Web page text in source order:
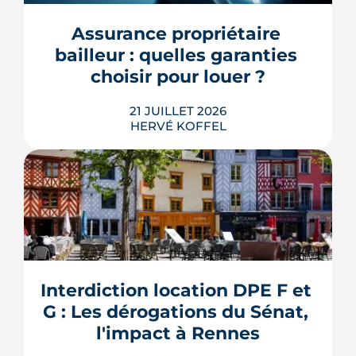
bureaux et logements de fonction
pourraient à terme changer de mains,
sans que la liste ni le calendrier s...
LIRE L'ARTICLE
Assurance propriétaire
bailleur : quelles garanties
choisir pour louer ?
21 JUILLET 2026
HERVÉ KOFFEL
Louer, c'est aussi assurer. Entre
l'obligation légale, les garanties utiles
et les options commerciales, ce guide
bien sans payer pour rien.
LIRE L'ARTICLE
Interdiction location DPE F et
G : Les dérogations du Sénat,
l'impact à Rennes